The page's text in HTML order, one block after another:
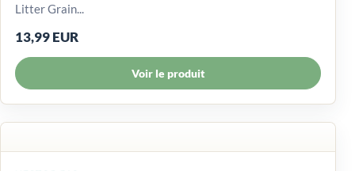
Litter Grain...
13,99 EUR
Voir le produit